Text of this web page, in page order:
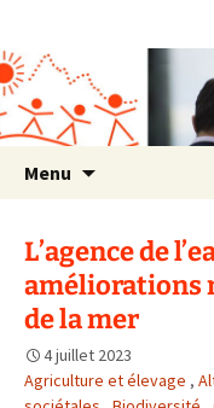
Rhône Alpes
Un environnement sain
la santé de tous
Menu
L’agence de
améliorations
de la mer
4 juillet 2023
Agriculture et élevage ,